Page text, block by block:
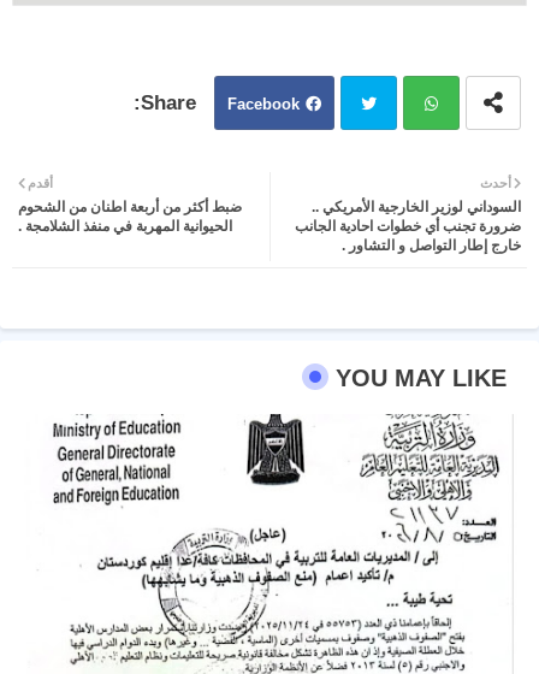
Facebook
ter atsa
أحدث
السوداني لوزير الخارجية الأمريكي ..
ضرورة تجنب أي خطوات احادية الجانب
خارج إطار التواصل و التشاور .
أقدم
ضبط أكثر من أربعة اطنان من الشحوم
الحيوانية المهربة في منفذ الشلامجة .
YOU MAY LIKE